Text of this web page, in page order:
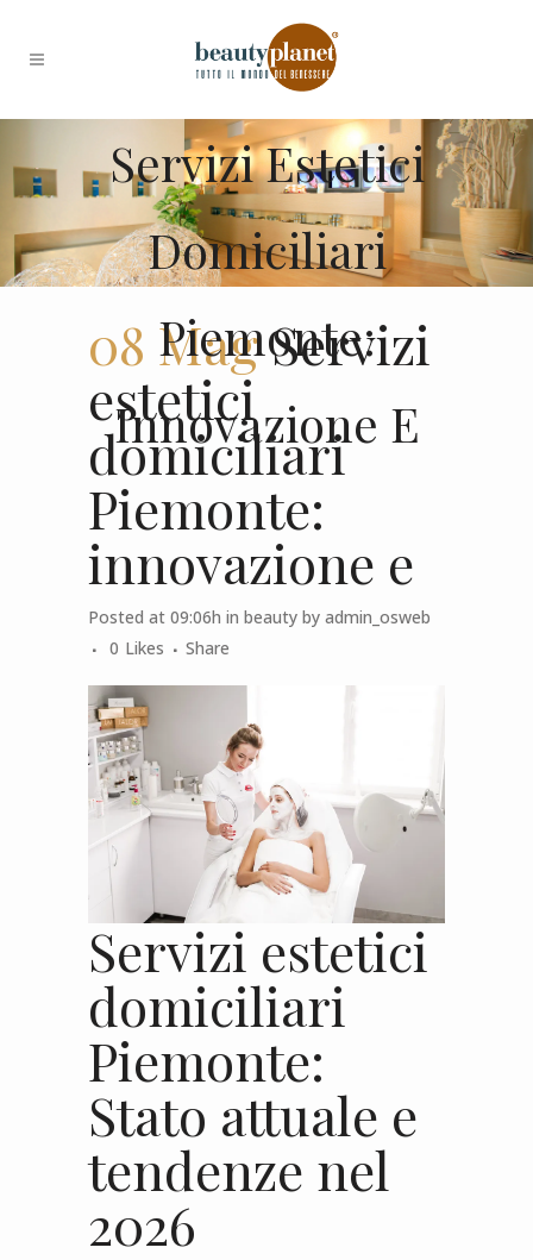
Servizi Estetici
Domiciliari
Piemonte:
Innovazione E
08 MagServizi
estetici
domiciliari
Piemonte:
innovazione e
Posted at 09:06h in beauty by admin_osweb
0 Likes Share
Servizi estetici
domiciliari
Piemonte:
Stato attuale e
tendenze nel
2026